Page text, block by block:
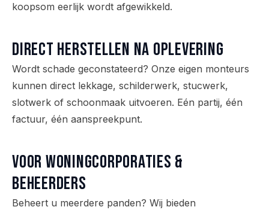
koopsom eerlijk wordt afgewikkeld.
Direct herstellen na oplevering
Wordt schade geconstateerd? Onze eigen monteurs
kunnen direct lekkage, schilderwerk, stucwerk,
slotwerk of schoonmaak uitvoeren. Eén partij, één
factuur, één aanspreekpunt.
Voor woningcorporaties &
beheerders
Beheert u meerdere panden? Wij bieden